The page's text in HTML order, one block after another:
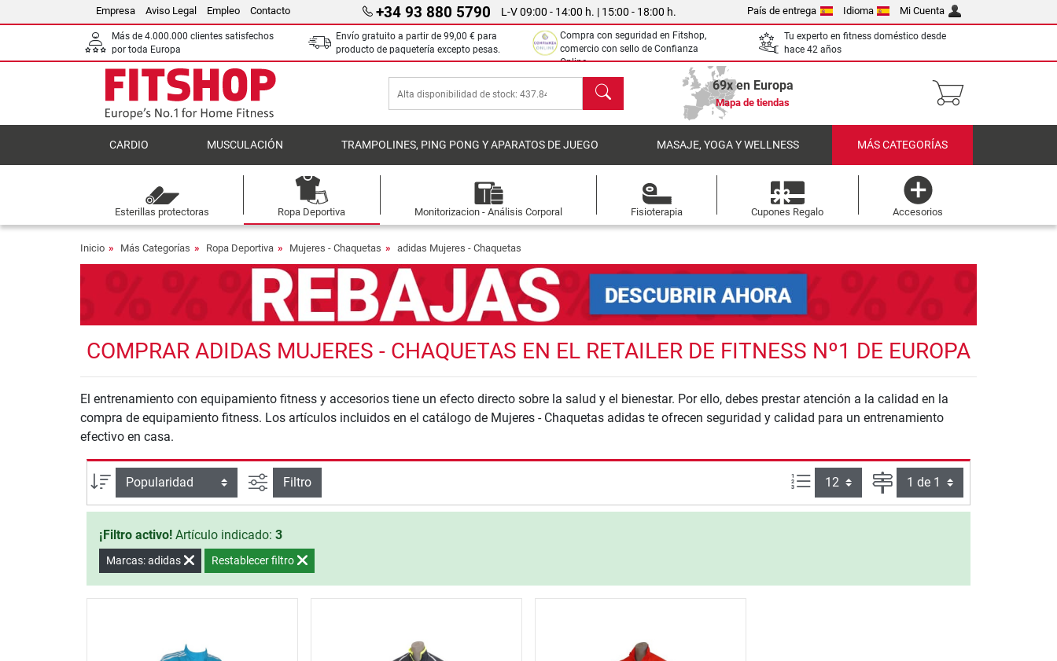
Empresa Aviso Legal Empleo Contacto +34 93 880 5790 L-V 09:00 - 14:00 h. | 15:00 - 18:00 h. País de entrega Idioma Mi Cuenta
Más de 4.000.000 clientes satisfechos
por toda Europa
Envío gratuito a partir de 99,00 € para
producto de paquetería excepto pesas.
Compra con seguridad en Fitshop,
comercio con sello de Confianza
Online.
Tu experto en fitness doméstico desde
hace 42 años
Buscar 69x en Europa
Mapa de tiendas
CARDIO MUSCULACIÓN TRAMPOLINES, PING PONG Y APARATOS DE JUEGO MASAJE, YOGA Y WELLNESS MÁS CATEGORÍAS
Esterillas protectoras Ropa Deportiva Monitorizacion - Análisis Corporal Fisioterapia Cupones Regalo Accesorios
Inicio Más Categorías Ropa Deportiva Mujeres - Chaquetas adidas Mujeres - Chaquetas
COMPRAR ADIDAS MUJERES - CHAQUETAS EN EL RETAILER DE FITNESS Nº1 DE EUROPA
El entrenamiento con equipamiento fitness y accesorios tiene un efecto directo sobre la salud y el bienestar. Por ello, debes prestar atención a la calidad en la
compra de equipamiento fitness. Los artículos incluidos en el catálogo de Mujeres - Chaquetas adidas te ofrecen seguridad y calidad para un entrenamiento
efectivo en casa.
Ordenar por Busqueda avanzada
Filtro Artículos por página:
Página
¡Filtro activo! Artículo indicado: 3
Marcas: adidas Restablecer filtro